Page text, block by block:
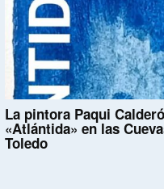
La pintora Paqui
«Atlántida» en las
Toledo